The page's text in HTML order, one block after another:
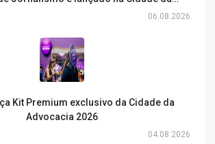
06.08.2026
Kit Premium exclusivo da Cidade da
Advocacia 2026
04.08.2026